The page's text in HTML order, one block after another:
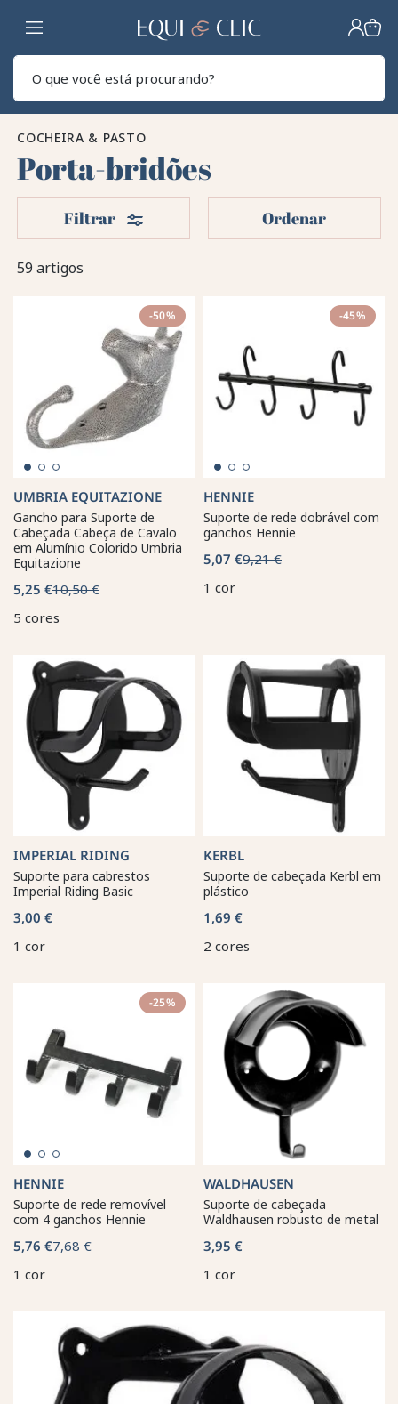
Lar
COCHEIRA & PASTO
Porta-bridões
59 artigos
Filtrar Filters Ordenar
-50%
UMBRIA EQUITAZIONE
Gancho para Suporte de
Cabeçada Cabeça de Cavalo
em Alumínio Colorido Umbria
Equitazione
5,25 €10,50 €
5 cores
-45%
HENNIE
Suporte de rede dobrável com
ganchos Hennie
5,07 €9,21 €
1 cor
IMPERIAL RIDING
Suporte para cabrestos
Imperial Riding Basic
3,00 €
1 cor
KERBL
Suporte de cabeçada Kerbl em
plástico
1,69 €
2 cores
-25%
HENNIE
Suporte de rede removível
com 4 ganchos Hennie
5,76 €7,68 €
1 cor
WALDHAUSEN
Suporte de cabeçada
Waldhausen robusto de metal
3,95 €
1 cor